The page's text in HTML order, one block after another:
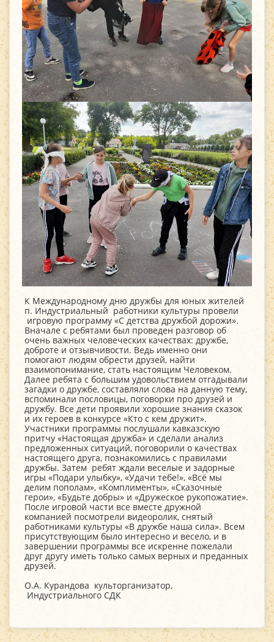
К Международному дню дружбы для юных жителей
п. Индустриальный работники культуры провели
игровую программу «С детства дружбой дорожи».
Вначале с ребятами был проведен разговор об
очень важных человеческих качествах: дружбе,
доброте и отзывчивости. Ведь именно они
помогают людям обрести друзей, найти
взаимопонимание, стать настоящим Человеком.
Далее ребята с большим удовольствием отгадывали
загадки о дружбе, составляли слова на данную тему,
вспоминали пословицы, поговорки про друзей и
дружбу. Все дети проявили хорошие знания сказок
и их героев в конкурсе «Кто с кем дружит».
Участники программы послушали кавказскую
притчу «Настоящая дружба» и сделали анализ
предложенных ситуаций, поговорили о качествах
настоящего друга, познакомились с правилами
дружбы. Затем ребят ждали веселые и задорные
игры «Подари улыбку», «Удачи тебе!», «Всё мы
делим пополам», «Комплименты», «Сказочные
герои», «Будьте добры» и «Дружеское рукопожатие».
После игровой части все вместе дружной
компанией посмотрели видеоролик, снятый
работниками культуры «В дружбе наша сила». Всем
присутствующим было интересно и весело, и в
завершении программы все искренне пожелали
друг другу иметь только самых верных и преданных
друзей.
О.А. Курандова культорганизатор,
Индустриального СДК